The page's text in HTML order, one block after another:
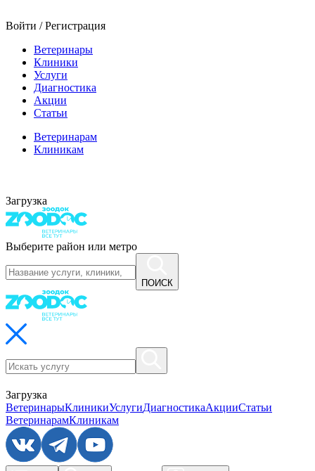
Войти / Регистрация
Ветеринары
Клиники
Услуги
Диагностика
Акции
Статьи
Ветеринарам
Клиникам
Загрузка
Выберите район или метро
ПОИСК
Загрузка
ВетеринарыКлиникиУслугиДиагностикаАкцииСтатьи
ВетеринарамКлиникам